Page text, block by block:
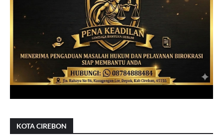
KOTA CIREBON